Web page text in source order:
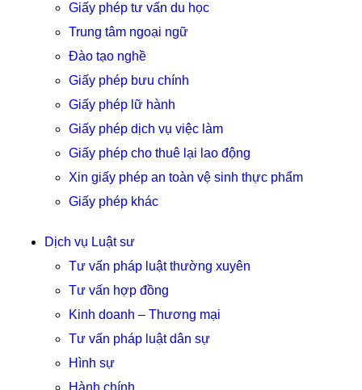
Giấy phép tư vấn du học
Trung tâm ngoại ngữ
Đào tạo nghề
Giấy phép bưu chính
Giấy phép lữ hành
Giấy phép dịch vụ việc làm
Giấy phép cho thuê lại lao động
Xin giấy phép an toàn vệ sinh thực phẩm
Giấy phép khác
Dịch vụ Luật sư
Tư vấn pháp luật thường xuyên
Tư vấn hợp đồng
Kinh doanh – Thương mại
Tư vấn pháp luật dân sự
Hình sự
Hành chính